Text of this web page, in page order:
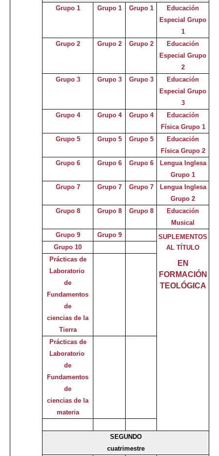
Grupo 1
Grupo 1 Grupo 1
Educación
Especial Grupo
1
Grupo 2
Grupo 2 Grupo 2
Educación
Especial Grupo
2
Grupo 3
Grupo 3 Grupo 3
Educación
Especial Grupo
3
Grupo 4
Grupo 4 Grupo 4
Educación
Física Grupo 1
Grupo 5
Grupo 5 Grupo 5
Educación
Física Grupo 2
Grupo 6
Grupo 6 Grupo 6
Lengua Inglesa
Grupo 1
Grupo 7
Grupo 7 Grupo 7
Lengua Inglesa
Grupo 2
Grupo 8
Grupo 8 Grupo 8
Educación
Musical
Grupo 9
Grupo 9
SUPLEMENTOS
AL TÍTULO
EN
FORMACIÓN
TEOLÓGICA
Grupo 10
Prácticas de
Laboratorio
de
Fundamentos
de
ciencias de la
Tierra
Prácticas de
Laboratorio
de
Fundamentos
de
ciencias de la
materia
SEGUNDO
cuatrimestre